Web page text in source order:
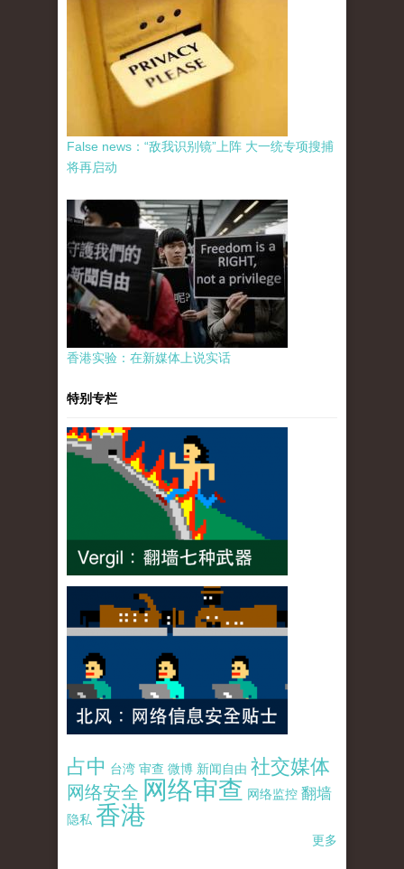
False news：“敌我识别镜”上阵 大一统专项搜捕
将再启动
香港实验：在新媒体上说实话
特别专栏
占中 台湾 审查 微博 新闻自由 社交媒体
网络安全 网络审查 网络监控 翻墙
隐私 香港
更多